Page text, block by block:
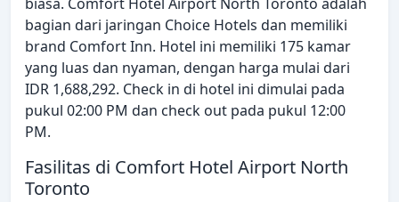
bagian dari jaringan Choice Hotels dan memiliki
brand Comfort Inn. Hotel ini memiliki 175 kamar
yang luas dan nyaman, dengan harga mulai dari
IDR 1,688,292. Check in di hotel ini dimulai pada
pukul 02:00 PM dan check out pada pukul 12:00
PM.
Fasilitas di Comfort Hotel Airport North
Toronto